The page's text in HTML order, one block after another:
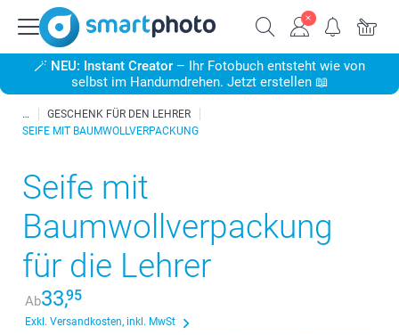
🪄 NEU: Instant Creator – Ihr Fotobuch entsteht wie von
selbst im Handumdrehen. Jetzt erstellen 📖
GESCHENK FÜR DEN LEHRER
SEIFE MIT BAUMWOLLVERPACKUNG
Seife mit
Baumwollverpackung
für die Lehrer
Ab33,95
Exkl. Versandkosten, inkl. MwSt